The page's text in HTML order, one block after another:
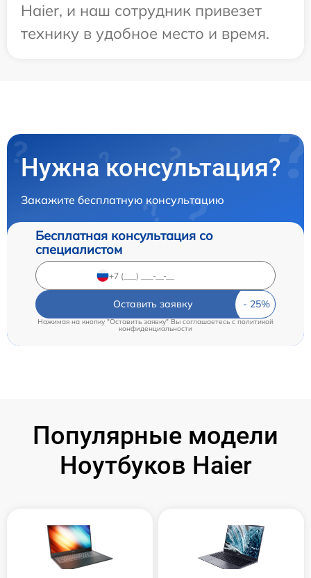
Haier, и наш сотрудник привезет
технику в удобное место и время.
Нужна консультация?
Закажите бесплатную консультацию
Бесплатная консультация со
специалистом
Оставить заявку
Нажимая на кнопку "Оставить заявку" Вы соглашаетесь c политикой
конфиденциальности
Популярные модели
Ноутбуков Haier